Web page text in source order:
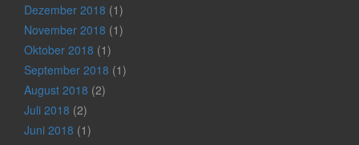
Dezember 2018 (1)
November 2018 (1)
Oktober 2018 (1)
September 2018 (1)
August 2018 (2)
Juli 2018 (2)
Juni 2018 (1)